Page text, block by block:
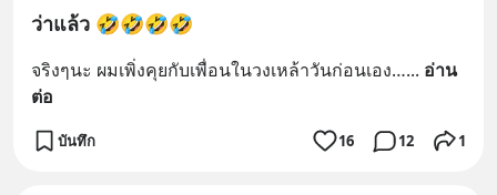
ว่าแล้ว 🤣🤣🤣🤣
จริงๆนะ ผมเพิ่งคุยกับเพื่อนในวงเหล้าวันก่อนเอง…... อ่าน
ต่อ
บันทึก 16 12 1